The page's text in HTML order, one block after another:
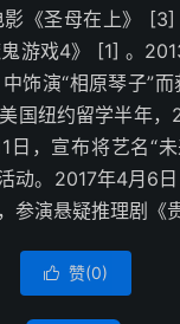
《圣母在上》
游戏4》 [1] 。
饰演“相原琴子”
国纽约留学半年，
，宣布将艺名“未
动。2017年4月6
参演悬疑推理剧《
 赞(0)